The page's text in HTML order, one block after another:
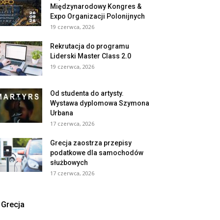
Międzynarodowy Kongres &
Expo Organizacji Polonijnych
19 czerwca, 2026
Rekrutacja do programu
Liderski Master Class 2.0
19 czerwca, 2026
Od studenta do artysty.
Wystawa dyplomowa Szymona
Urbana
17 czerwca, 2026
Grecja zaostrza przepisy
podatkowe dla samochodów
służbowych
17 czerwca, 2026
Grecja